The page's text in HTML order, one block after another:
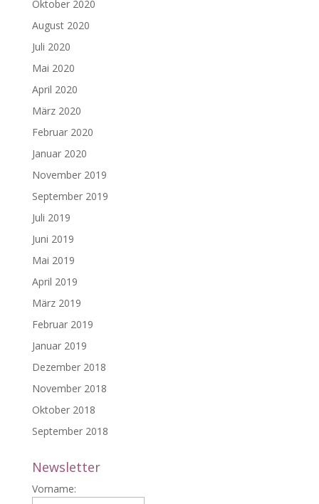
Oktober 2020
August 2020
Juli 2020
Mai 2020
April 2020
März 2020
Februar 2020
Januar 2020
November 2019
September 2019
Juli 2019
Juni 2019
Mai 2019
April 2019
März 2019
Februar 2019
Januar 2019
Dezember 2018
November 2018
Oktober 2018
September 2018
Newsletter
Vorname: